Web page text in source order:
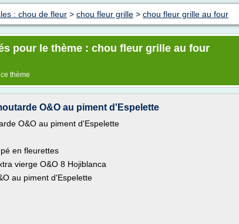
: chou de fleur > chou fleur grille > chou fleur grille au four
pour le thème : chou fleur grille au four
thème
O&O au piment d'Espelette
O&O au piment d'Espelette
en fleurettes
vierge O&O 8 Hojiblanca
au piment d'Espelette